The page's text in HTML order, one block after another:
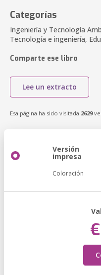
Categorías
Ingeniería y Tecnología
Tecnología e ingeniería,
Comparte ese libro
Lee un extracto
Esa página ha sido visitada 2629
Versión
impresa
Coloración